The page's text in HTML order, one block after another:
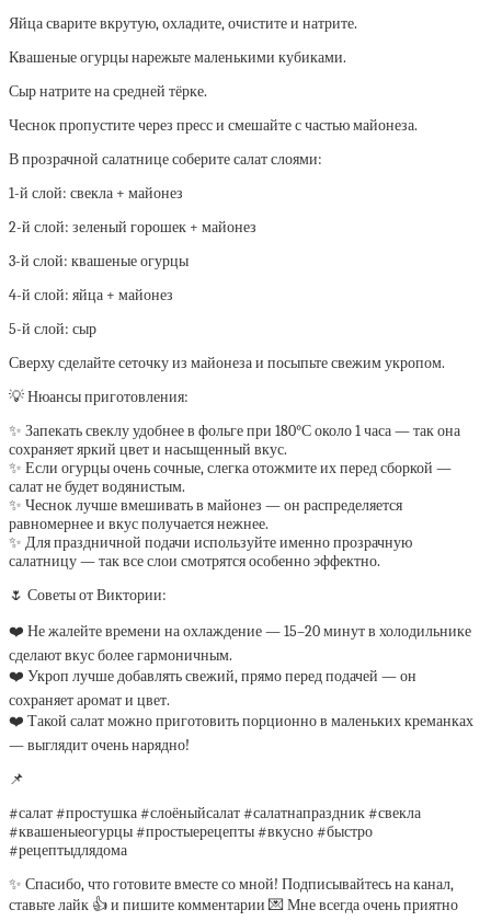
Яйца сварите вкрутую, охладите, очистите и натрите.
Квашеные огурцы нарежьте маленькими кубиками.
Сыр натрите на средней тёрке.
Чеснок пропустите через пресс и смешайте с частью майонеза.
В прозрачной салатнице соберите салат слоями:
1-й слой: свекла + майонез
2-й слой: зеленый горошек + майонез
3-й слой: квашеные огурцы
4-й слой: яйца + майонез
5-й слой: сыр
Сверху сделайте сеточку из майонеза и посыпьте свежим укропом.
💡 Нюансы приготовления:
✨ Запекать свеклу удобнее в фольге при 180°С около 1 часа — так она
сохраняет яркий цвет и насыщенный вкус.
✨ Если огурцы очень сочные, слегка отожмите их перед сборкой —
салат не будет водянистым.
✨ Чеснок лучше вмешивать в майонез — он распределяется
равномернее и вкус получается нежнее.
✨ Для праздничной подачи используйте именно прозрачную
салатницу — так все слои смотрятся особенно эффектно.
🌷 Советы от Виктории:
❤️ Не жалейте времени на охлаждение — 15–20 минут в холодильнике
сделают вкус более гармоничным.
❤️ Укроп лучше добавлять свежий, прямо перед подачей — он
сохраняет аромат и цвет.
❤️ Такой салат можно приготовить порционно в маленьких креманках
— выглядит очень нарядно!
📌
#салат #простушка #слоёныйсалат #салатнапраздник #свекла
#квашеныеогурцы #простыерецепты #вкусно #быстро
#рецептыдлядома
✨ Спасибо, что готовите вместе со мной! Подписывайтесь на канал,
ставьте лайк 👍 и пишите комментарии 💌 Мне всегда очень приятно